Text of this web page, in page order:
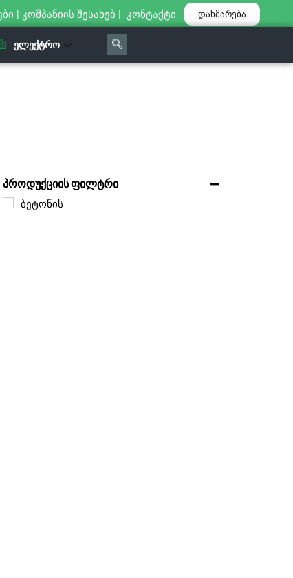
| კომპანიის შესახებ | კონტაქტი დახმარება
ᲔᲚᲔᲥᲢᲠᲝ
პროდუქციის ფილტრი
ბეტონის